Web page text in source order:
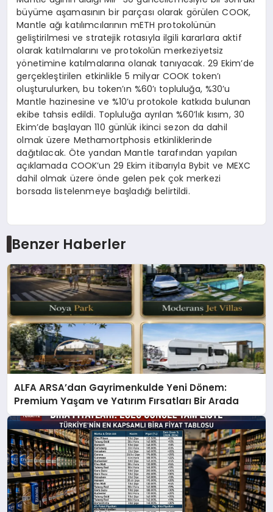
büyüme aşamasının bir parçası olarak görülen COOK,
Mantle ağı katılımcılarının mETH protokolünün
geliştirilmesi ve stratejik rotasıyla ilgili kararlara aktif
olarak katılmalarını ve protokolün merkeziyetsiz
yönetimine katılmalarına olanak tanıyacak. 29 Ekim’de
gerçekleştirilen etkinlikle 5 milyar COOK token’ı
oluşturulurken, bu token’ın %60’ı topluluğa, %30’u
Mantle hazinesine ve %10’u protokole katkıda bulunan
ekibe tahsis edildi. Topluluğa ayrılan %60’lık kısım, 30
Ekim’de başlayan 110 günlük ikinci sezon da dahil
olmak üzere Methamortphosis etkinliklerinde
dağıtılacak. Öte yandan Mantle tarafından yapılan
açıklamada COOK’un 29 Ekim itibarıyla Bybit ve MEXC
dahil olmak üzere önde gelen pek çok merkezi
borsada listelenmeye başladığı belirtildi.
Benzer Haberler
ALFA ARSA’dan Gayrimenkulde Yeni Dönem:
Premium Yaşam ve Yatırım Fırsatları Bir Arada